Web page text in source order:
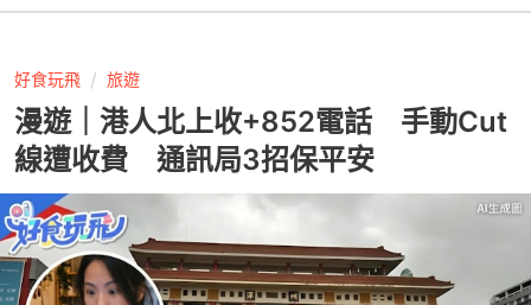
好食玩飛 旅遊
漫遊｜港人北上收+852電話 手動Cut
線遭收費 通訊局3招保平安